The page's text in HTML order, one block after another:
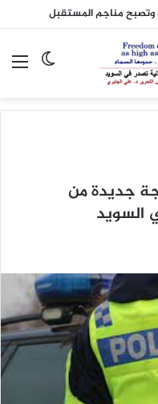
وتصبح مناجم المستقبل
الوضع
جديدة من
السويد